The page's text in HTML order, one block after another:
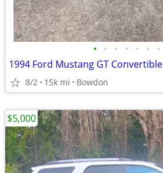
• • • • • • •
1994 Ford Mustang GT Convertible
8/2 15k mi Bowdon
$5,000